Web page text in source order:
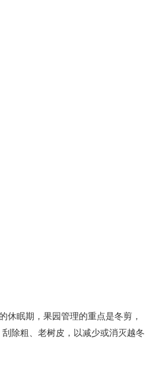
眠期，果园管理的重点是冬剪，
除粗、老树皮，以减少或消灭越冬